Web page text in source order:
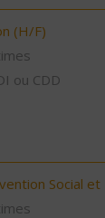
(H/F)
ou CDD
Social et